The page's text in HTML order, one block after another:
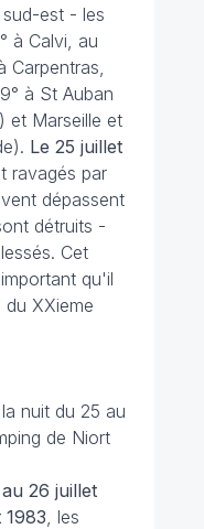
est - les
à Calvi, au
à St Auban
et Marseille et
Le 25 juillet
ravagés par
dépassent
détruits -
Cet
qu'il
XXieme
nuit du 25 au
de Niort
26 juillet
, les